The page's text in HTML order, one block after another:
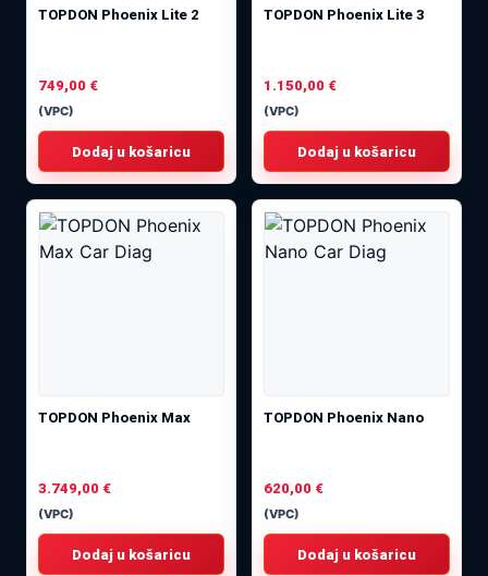
TOPDON Phoenix Lite 2
749,00 €
(VPC)
Dodaj u košaricu
TOPDON Phoenix Lite 3
1.150,00 €
(VPC)
Dodaj u košaricu
TOPDON Phoenix Max
3.749,00 €
(VPC)
Dodaj u košaricu
TOPDON Phoenix Nano
620,00 €
(VPC)
Dodaj u košaricu